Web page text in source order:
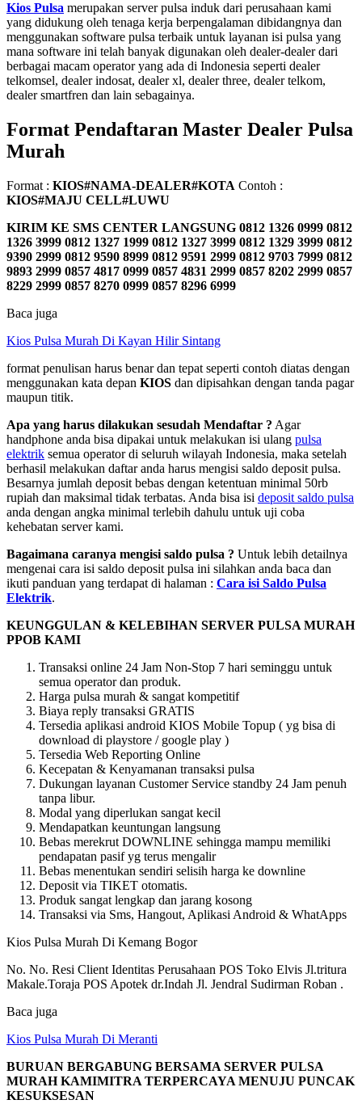
Kios Pulsa merupakan server pulsa induk dari perusahaan kami
yang didukung oleh tenaga kerja berpengalaman dibidangnya dan
menggunakan software pulsa terbaik untuk layanan isi pulsa yang
mana software ini telah banyak digunakan oleh dealer-dealer dari
berbagai macam operator yang ada di Indonesia seperti dealer
telkomsel, dealer indosat, dealer xl, dealer three, dealer telkom,
dealer smartfren dan lain sebagainya.
Format Pendaftaran Master Dealer Pulsa
Murah
Format : KIOS#NAMA-DEALER#KOTA Contoh :
KIOS#MAJU CELL#LUWU
KIRIM KE SMS CENTER LANGSUNG 0812 1326 0999 0812
1326 3999 0812 1327 1999 0812 1327 3999 0812 1329 3999 0812
9390 2999 0812 9590 8999 0812 9591 2999 0812 9703 7999 0812
9893 2999 0857 4817 0999 0857 4831 2999 0857 8202 2999 0857
8229 2999 0857 8270 0999 0857 8296 6999
Baca juga
Kios Pulsa Murah Di Kayan Hilir Sintang
format penulisan harus benar dan tepat seperti contoh diatas dengan
menggunakan kata depan KIOS dan dipisahkan dengan tanda pagar
maupun titik.
Apa yang harus dilakukan sesudah Mendaftar ? Agar
handphone anda bisa dipakai untuk melakukan isi ulang pulsa
elektrik semua operator di seluruh wilayah Indonesia, maka setelah
berhasil melakukan daftar anda harus mengisi saldo deposit pulsa.
Besarnya jumlah deposit bebas dengan ketentuan minimal 50rb
rupiah dan maksimal tidak terbatas. Anda bisa isi deposit saldo pulsa
anda dengan angka minimal terlebih dahulu untuk uji coba
kehebatan server kami.
Bagaimana caranya mengisi saldo pulsa ? Untuk lebih detailnya
mengenai cara isi saldo deposit pulsa ini silahkan anda baca dan
ikuti panduan yang terdapat di halaman : Cara isi Saldo Pulsa
Elektrik.
KEUNGGULAN & KELEBIHAN SERVER PULSA MURAH
PPOB KAMI
Transaksi online 24 Jam Non-Stop 7 hari seminggu untuk
semua operator dan produk.
Harga pulsa murah & sangat kompetitif
Biaya reply transaksi GRATIS
Tersedia aplikasi android KIOS Mobile Topup ( yg bisa di
download di playstore / google play )
Tersedia Web Reporting Online
Kecepatan & Kenyamanan transaksi pulsa
Dukungan layanan Customer Service standby 24 Jam penuh
tanpa libur.
Modal yang diperlukan sangat kecil
Mendapatkan keuntungan langsung
Bebas merekrut DOWNLINE sehingga mampu memiliki
pendapatan pasif yg terus mengalir
Bebas menentukan sendiri selisih harga ke downline
Deposit via TIKET otomatis.
Produk sangat lengkap dan jarang kosong
Transaksi via Sms, Hangout, Aplikasi Android & WhatApps
Kios Pulsa Murah Di Kemang Bogor
No. No. Resi Client Identitas Perusahaan POS Toko Elvis Jl.tritura
Makale.Toraja POS Apotek dr.Indah Jl. Jendral Sudirman Roban .
Baca juga
Kios Pulsa Murah Di Meranti
BURUAN BERGABUNG BERSAMA SERVER PULSA
MURAH KAMIMITRA TERPERCAYA MENUJU PUNCAK
KESUKSESAN